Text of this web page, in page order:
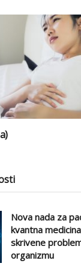
Nova nada za
kvantna
skrivene
organizmu